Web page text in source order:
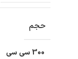
حجم
300 سی سی